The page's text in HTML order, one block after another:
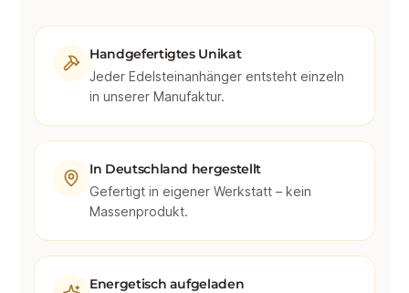
Handgefertigtes Unikat
Jeder Edelsteinanhänger entsteht einzeln
in unserer Manufaktur.
In Deutschland hergestellt
Gefertigt in eigener Werkstatt – kein
Massenprodukt.
Energetisch aufgeladen